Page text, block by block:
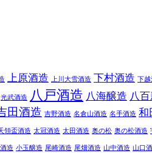
上原酒造 上川大雪酒造 下村酒造 下越
光武酒造 八戸酒造 八海醸造 八
田酒造 吉野酒造 名倉山酒造 名手酒造 和
領盃酒造 太冠酒造 太田酒造 奥の松 奥の松酒造
造 小玉醸造 尾崎酒造 尾畑酒造 山中酒造 山口